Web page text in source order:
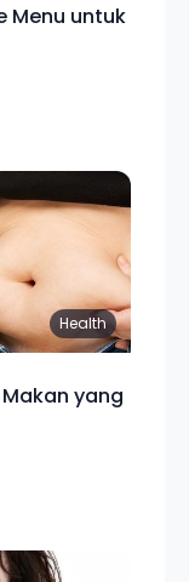
Menu untuk
Health
yang